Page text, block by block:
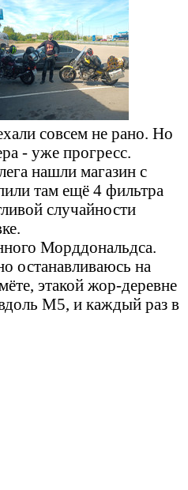
совсем не рано. Но
- уже прогресс.
нашли магазин с
там ещё 4 фильтра
случайности
Морддональдса.
останавливаюсь на
этакой жор-деревне
М5, и каждый раз в